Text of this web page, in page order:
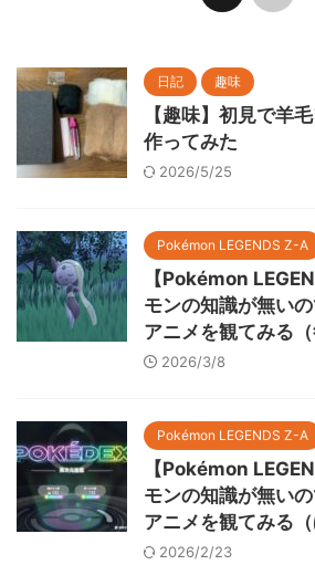
日記 趣味
【趣味】初見で羊
作ってみた
2026/5/25
Pokémon LEGENDS Z-A
【Pokémon
モンの知識が無い
アニメを観てみる（
2026/3/8
Pokémon LEGENDS Z-A
【Pokémon
モンの知識が無い
アニメを観てみる（
2026/2/23